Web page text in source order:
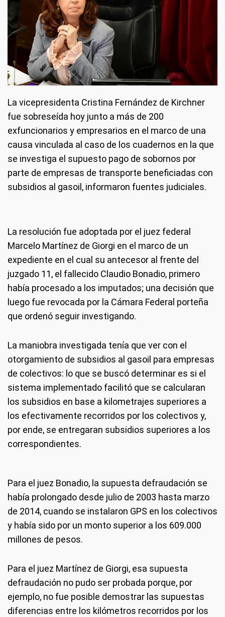
La vicepresidenta Cristina Fernández de Kirchner
fue sobreseída hoy junto a más de 200
exfuncionarios y empresarios en el marco de una
causa vinculada al caso de los cuadernos en la que
se investiga el supuesto pago de sobornos por
parte de empresas de transporte beneficiadas con
subsidios al gasoil, informaron fuentes judiciales.
La resolución fue adoptada por el juez federal
Marcelo Martínez de Giorgi en el marco de un
expediente en el cual su antecesor al frente del
juzgado 11, el fallecido Claudio Bonadio, primero
había procesado a los imputados; una decisión que
luego fue revocada por la Cámara Federal porteña
que ordenó seguir investigando.
La maniobra investigada tenía que ver con el
otorgamiento de subsidios al gasoil para empresas
de colectivos: lo que se buscó determinar es si el
sistema implementado facilitó que se calcularan
los subsidios en base a kilometrajes superiores a
los efectivamente recorridos por los colectivos y,
por ende, se entregaran subsidios superiores a los
correspondientes.
Para el juez Bonadio, la supuesta defraudación se
había prolongado desde julio de 2003 hasta marzo
de 2014, cuando se instalaron GPS en los colectivos
y había sido por un monto superior a los 609.000
millones de pesos.
Para el juez Martínez de Giorgi, esa supuesta
defraudación no pudo ser probada porque, por
ejemplo, no fue posible demostrar las supuestas
diferencias entre los kilómetros recorridos por los